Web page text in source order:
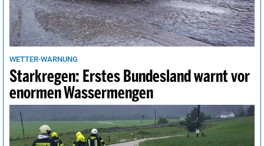
WETTER-WARNUNG
Starkregen: Erstes Bundesland warnt vor
enormen Wassermengen